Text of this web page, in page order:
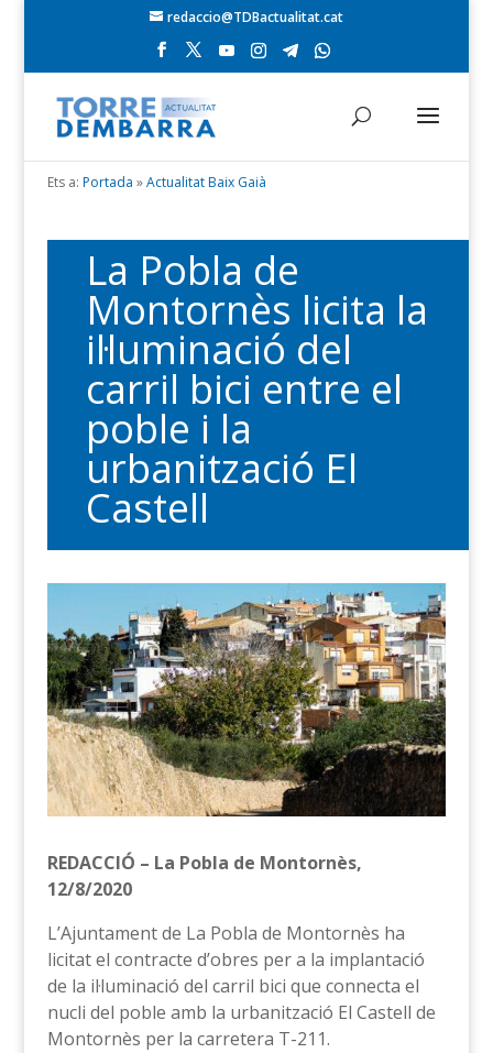
redaccio@TDBactualitat.cat
Ets a: Portada »Actualitat Baix Gaià
La Pobla de
Montornès licita la
il·luminació del
carril bici entre el
poble i la
urbanització El
Castell
REDACCIÓ – La Pobla de Montornès,
12/8/2020
L’Ajuntament de La Pobla de Montornès ha
licitat el contracte d’obres per a la implantació
de la il·luminació del carril bici que connecta el
nucli del poble amb la urbanització El Castell de
Montornès per la carretera T-211.